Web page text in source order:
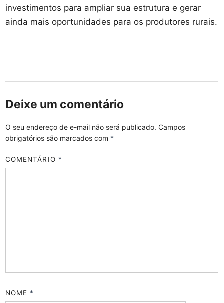
investimentos para ampliar sua estrutura e gerar
ainda mais oportunidades para os produtores rurais.
Deixe um comentário
O seu endereço de e-mail não será publicado. Campos
obrigatórios são marcados com *
COMENTÁRIO *
NOME *